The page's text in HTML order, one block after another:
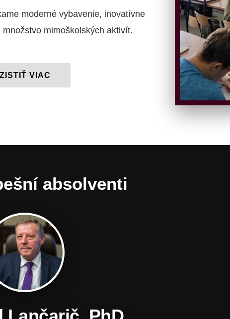
moderné vybavenie, inovatívne
mimoškolských aktivít.
ZISTIŤ VIAC
absolventi